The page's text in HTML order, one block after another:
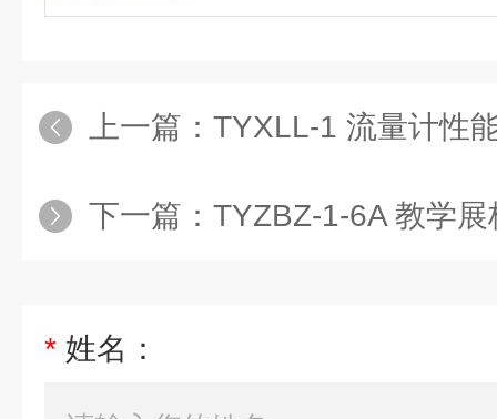
上一篇： TYXLL-1 流量计性能测试实
下一篇： TYZBZ-1-6A 教学展板|
* 姓名：